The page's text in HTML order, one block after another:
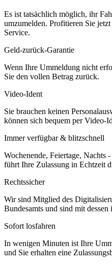
Es ist tatsächlich möglich, ihr
umzumelden. Profitieren Sie
Service.
Geld-zurück-Garantie
Wenn Ihre Ummeldung nicht
Sie den vollen Betrag zurück.
Video-Ident
Sie brauchen keinen
können sich bequem per Video-
Immer verfügbar & blitzschnell
Wochenende, Feiertage, Nachts
führt Ihre Zulassung in Echtzeit
Rechtssicher
Wir sind Mitglied des
Bundesamts und sind mit
Sofort losfahren
In wenigen Minuten ist Ihre
und Sie erhalten eine